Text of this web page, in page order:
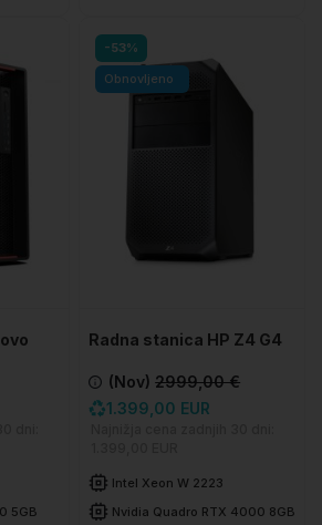
5GB
-53%
Obnovljeno
Radna stanica HP Z4 G4
(Nov)2999,00 €
1.399,00 EUR
Intel Xeon W 2223
Nvidia Quadro RTX 4000 8GB